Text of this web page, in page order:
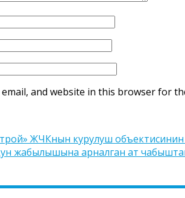
email, and website in this browser for
ЖЧКнын курулуш
жабылышына арналган ат